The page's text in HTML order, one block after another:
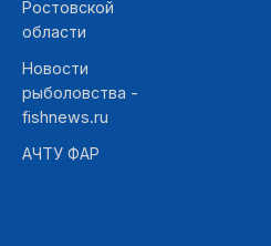
Ростовской
области
Новости
рыболовства -
fishnews.ru
АЧТУ ФАР